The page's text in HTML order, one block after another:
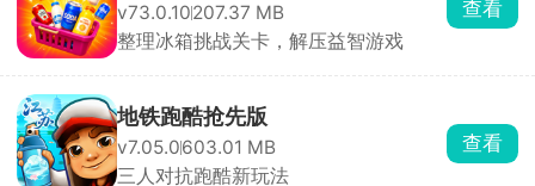
v73.0.10207.37 MB
整理冰箱挑战关卡，解压益智游戏
查看
地铁跑酷抢先版
v7.05.0603.01 MB
三人对抗跑酷新玩法
查看